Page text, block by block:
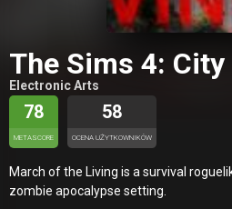
The Sims 4:
Electronic Arts
78
METASCORE
58
OCENA UŻYTKOWNIKÓW
March of the Living is a survival
zombie apocalypse setting.